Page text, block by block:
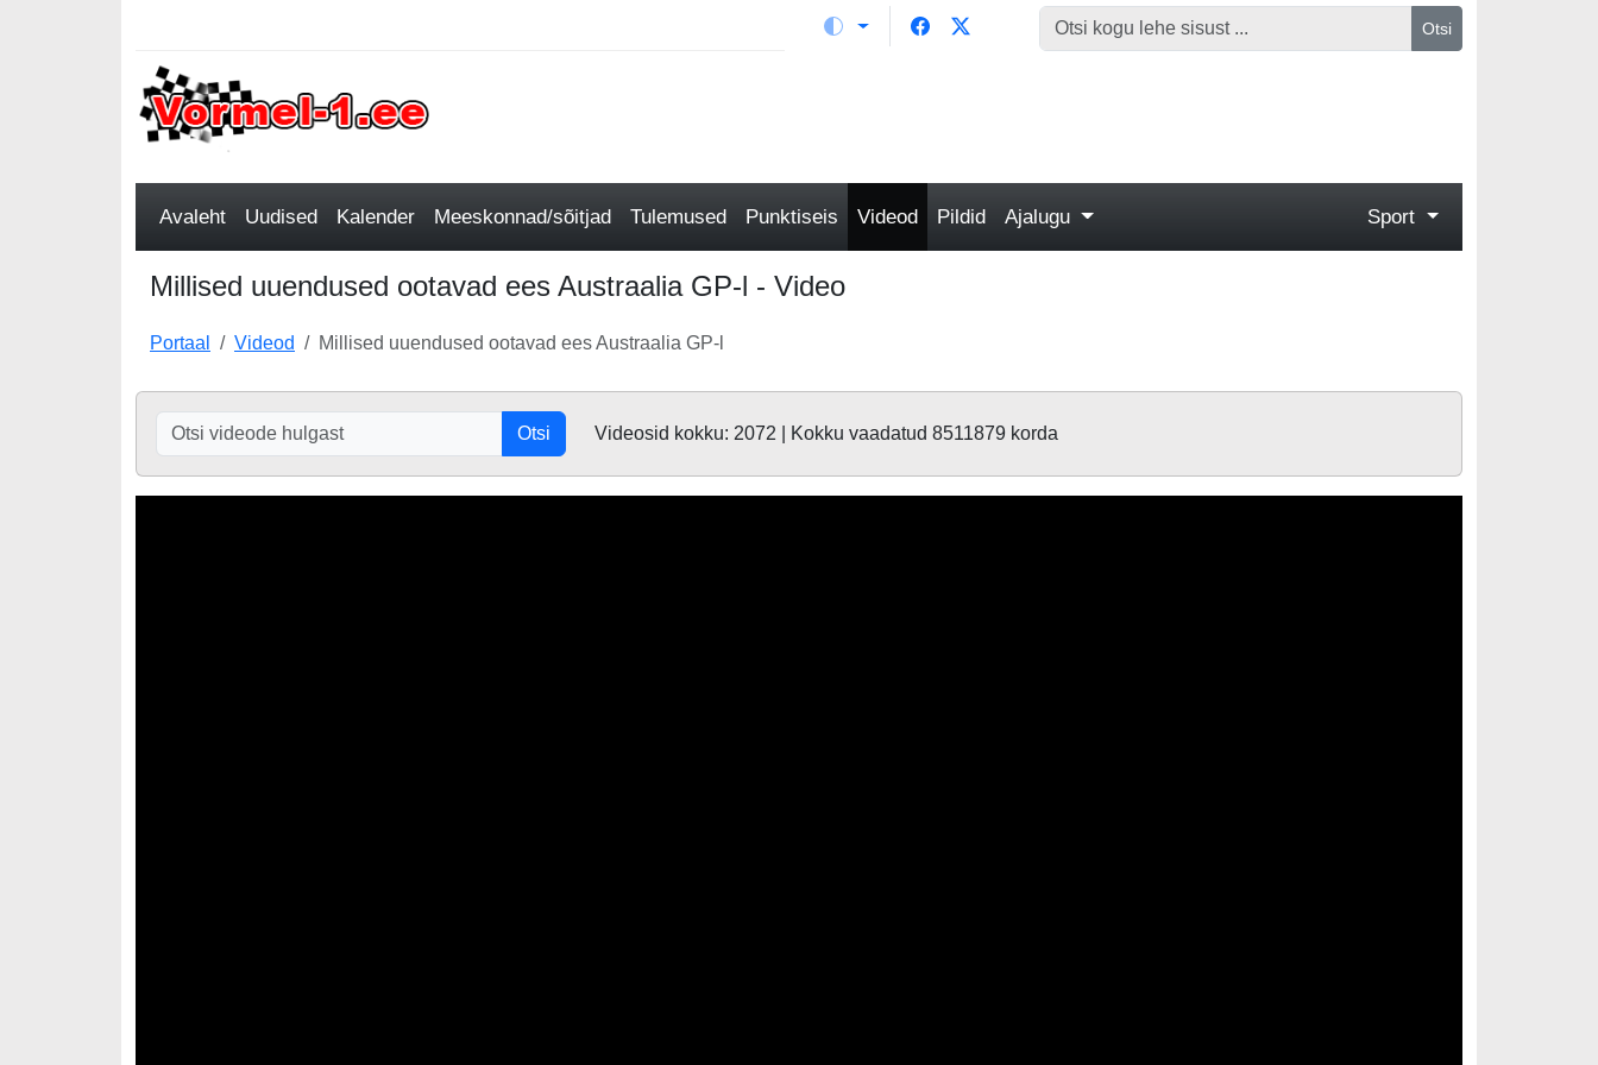
Otsi
Avaleht Uudised Kalender Meeskonnad/sõitjad Tulemused Punktiseis Videod Pildid Ajalugu Sport
Millised uuendused ootavad ees Austraalia GP-l - Video
Portaal Videod Millised uuendused ootavad ees Austraalia GP-l
Otsi Videosid kokku: 2072 | Kokku vaadatud 8511879 korda